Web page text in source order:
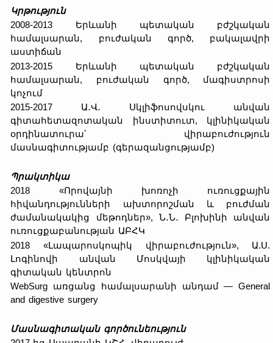
Կրթություն
2008-2013 Երևանի պետական ​​բժշկական
համալսարան, բուժական գործ, բակալավրի
աստիճան
2013-2015 Երևանի պետական ​​բժշկական
համալսարան, բուժական գործ, մագիստրոսի
կոչում
2015-2017 Ա․Վ․ Սկլիֆոսովսկու անվան
գիտահետազոտական ​​ինստիտուտ, կլինիկական
օրդինատուրա՝ վիրաբուժություն
մասնագիտությամբ (գերազանցությամբ)
Պրակտիկա
2018 «Որովայնի խոռոչի ուռուցքային
հիվանդությունների ախտորոշման և բուժման
ժամանակակից մեթոդներ», Ն․Ն․ Բլոխինի անվան
ուռուցքաբանության ԱԲՀԿ
2018 «Լապարոսկոպիկ վիրաբուժություն», Ա.Ս.
Լոգինովի անվան Մոսկվայի կլինիկական
գիտական ​​կենտրոն
WebSurg առցանց համալսարանի անդամ — General
and digestive surgery
Մասնագիտական ​​գործունեություն